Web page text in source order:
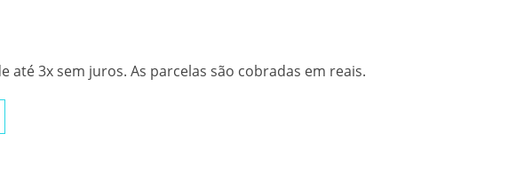
3x sem juros. As parcelas são cobradas em reais.